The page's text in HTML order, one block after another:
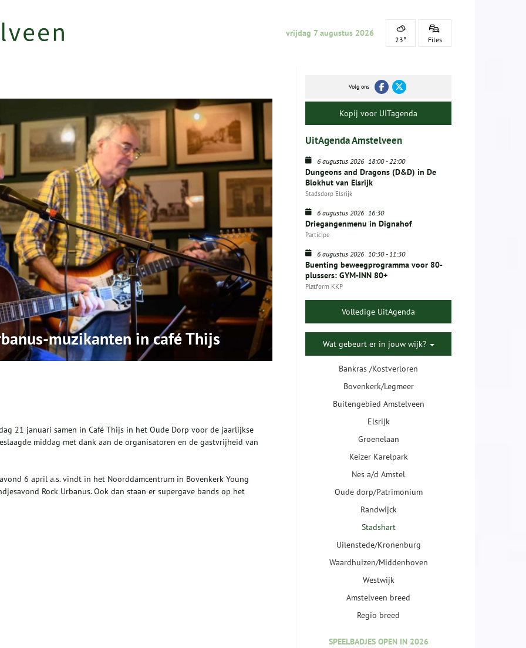
vrijdag 7 augustus 2026
23° Files
muzikanten in café Thijs
21 januari samen in Café Thijs in het Oude Dorp voor de jaarlijkse
middag met dank aan de organisatoren en de gastvrijheid van
6 april a.s. vindt in het Noorddamcentrum in Bovenkerk Young
Rock Urbanus. Ook dan staan er supergave bands op het
Volg ons
Kopij voor UITagenda
UitAgenda Amstelveen
6 augustus 2026 18:00-22:00
Dungeons and Dragons (D&D) in De
Blokhut van Elsrijk
Stadsdorp Elsrijk
6 augustus 2026 16:30
Driegangenmenu in Dignahof
Participe
6 augustus 2026 10:30-11:30
Buenting beweegprogramma voor 80-
plussers: GYM-INN 80+
Platform KKP
Volledige UitAgenda
Wat gebeurt er in jouw wijk?
Bankras /Kostverloren
Bovenkerk/Legmeer
Buitengebied Amstelveen
Elsrijk
Groenelaan
Keizer Karelpark
Nes a/d Amstel
Oude dorp/Patrimonium
Randwijck
Stadshart
Uilenstede/Kronenburg
Waardhuizen/Middenhoven
Westwijk
Amstelveen breed
Regio breed
SPEELBADJES OPEN IN 2026